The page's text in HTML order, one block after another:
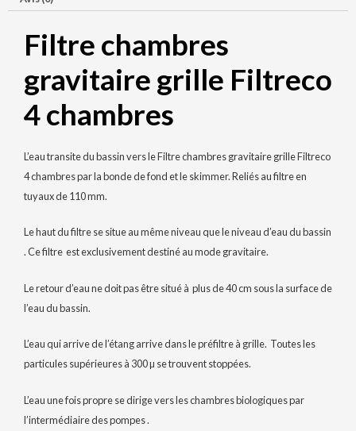
Filtre chambres
gravitaire grille Filtreco
4 chambres
L’eau transite du bassin vers le Filtre chambres gravitaire grille Filtreco
4 chambres par la bonde de fond et le skimmer. Reliés au filtre en
tuyaux de 110 mm.
Le haut du filtre se situe au même niveau que le niveau d’eau du bassin
. Ce filtre est exclusivement destiné au mode gravitaire.
Le retour d’eau ne doit pas être situé à plus de 40 cm sous la surface de
l’eau du bassin.
L’eau qui arrive de l’étang arrive dans le préfiltre à grille. Toutes les
particules supérieures à 300 µ se trouvent stoppées.
L’eau une fois propre se dirige vers les chambres biologiques par
l’intermédiaire des pompes .